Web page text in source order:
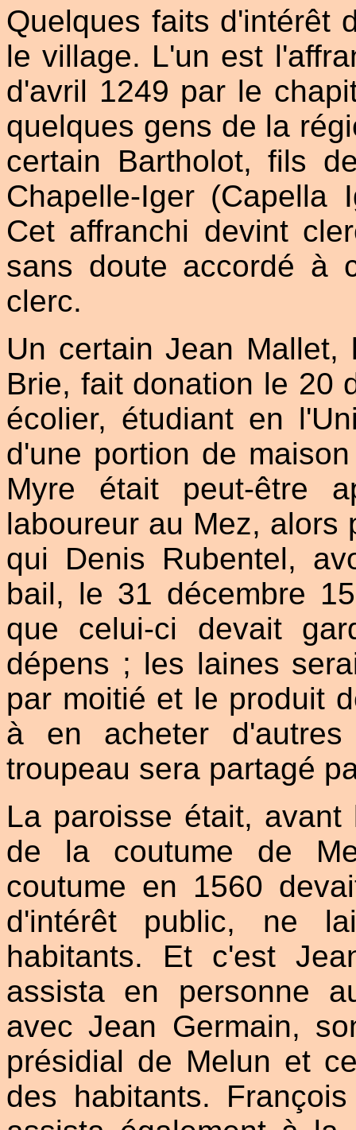
Quelques faits d'intérêt
le village. L'un est
d'avril 1249 par le
quelques gens de la
certain Bartholot, fils
Chapelle-Iger (Capella
Cet affranchi devint
sans doute accordé à
clerc.
Un certain Jean Mallet,
Brie, fait donation le 20
écolier, étudiant en
d'une portion de
Myre était peut-être
laboureur au Mez, alors
qui Denis Rubentel,
bail, le 31 décembre
que celui-ci devait
dépens ; les laines
par moitié et le produit
à en acheter
troupeau sera partagé
La paroisse était,
de la coutume de
coutume en 1560
d'intérêt public, ne
habitants. Et c'est
assista en personne
avec Jean Germain,
présidial de Melun et
des habitants.